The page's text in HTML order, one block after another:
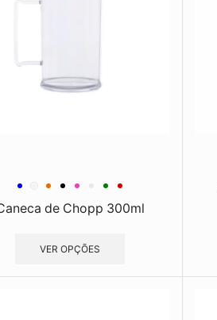
de Chopp 300ml
VER OPÇÕES